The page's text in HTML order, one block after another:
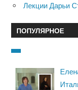
Лекции Дарьи
ПОПУЛЯРНОЕ